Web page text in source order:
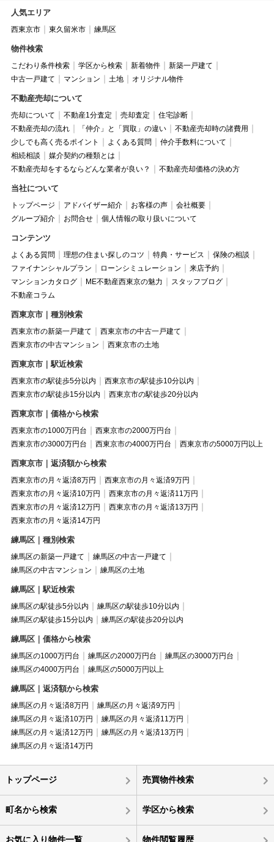
人気エリア
西東京市 東久留米市 練馬区
物件検索
こだわり条件検索 学区から検索 新着物件
新築一戸建て
中古一戸建て
マンション 土地 オリジナル物件
不動産売却について
売却について 不動産1分査定 売却査定
住宅診断
不動産売却の流れ
「仲介」と「買取」の違い
不動産売却時の諸費用
少しでも高く売るポイント
よくある質問
仲介手数料について
相続相談
媒介契約の種類とは
不動産売却をするならどんな業者が良い？
不動産売却価格の決め方
当社について
トップページ アドバイザー紹介 お客様の声
会社概要
グループ紹介
お問合せ 個人情報の取り扱いについて
コンテンツ
よくある質問 理想の住まい探しのコツ 特典・サービス
保険の相談
ファイナンシャルプラン
ローンシミュレーション
来店予約
マンションカタログ
ME不動産西東京の魅力
スタッフブログ
不動産コラム
西東京市｜種別検索
西東京市の新築一戸建て
西東京市の中古一戸建て
西東京市の中古マンション
西東京市の土地
西東京市｜駅近検索
西東京市の駅徒歩5分以内
西東京市の駅徒歩10分以内
西東京市の駅徒歩15分以内
西東京市の駅徒歩20分以内
西東京市｜価格から検索
西東京市の1000万円台
西東京市の2000万円台
西東京市の3000万円台
西東京市の4000万円台 西東京市の5000万円以上
西東京市｜返済額から検索
西東京市の月々返済8万円
西東京市の月々返済9万円
西東京市の月々返済10万円
西東京市の月々返済11万円
西東京市の月々返済12万円
西東京市の月々返済13万円
西東京市の月々返済14万円
練馬区｜種別検索
練馬区の新築一戸建て
練馬区の中古一戸建て
練馬区の中古マンション
練馬区の土地
練馬区｜駅近検索
練馬区の駅徒歩5分以内
練馬区の駅徒歩10分以内
練馬区の駅徒歩15分以内
練馬区の駅徒歩20分以内
練馬区｜価格から検索
練馬区の1000万円台 練馬区の2000万円台
練馬区の3000万円台
練馬区の4000万円台
練馬区の5000万円以上
練馬区｜返済額から検索
練馬区の月々返済8万円
練馬区の月々返済9万円
練馬区の月々返済10万円
練馬区の月々返済11万円
練馬区の月々返済12万円
練馬区の月々返済13万円
練馬区の月々返済14万円
トップページ 売買物件検索
町名から検索 学区から検索
お気に入り物件一覧 物件閲覧履歴